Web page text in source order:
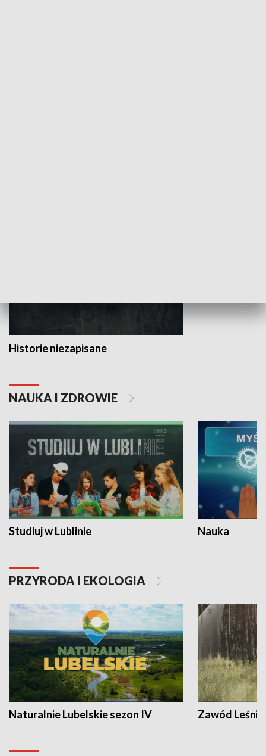
Historie niezapisane
NAUKA I ZDROWIE
Studiuj w Lublinie Nauka
PRZYRODA I EKOLOGIA
Naturalnie Lubelskie sezon IV Zawód Leśnik